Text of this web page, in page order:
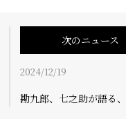
次のニュース
2024/12/19
勘九郎、七之助が語る